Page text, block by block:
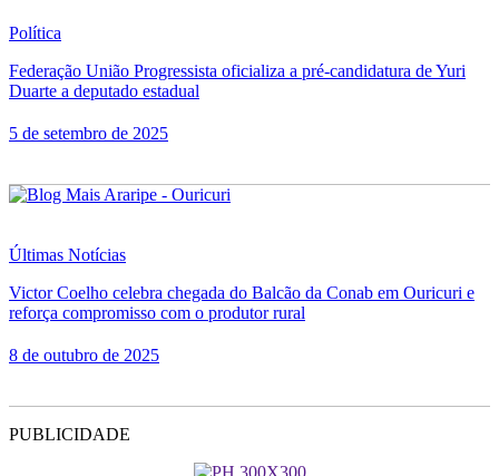
Política
Federação União Progressista oficializa a pré-candidatura de Yuri
Duarte a deputado estadual
5 de setembro de 2025
Últimas Notícias
Victor Coelho celebra chegada do Balcão da Conab em Ouricuri e
reforça compromisso com o produtor rural
8 de outubro de 2025
PUBLICIDADE